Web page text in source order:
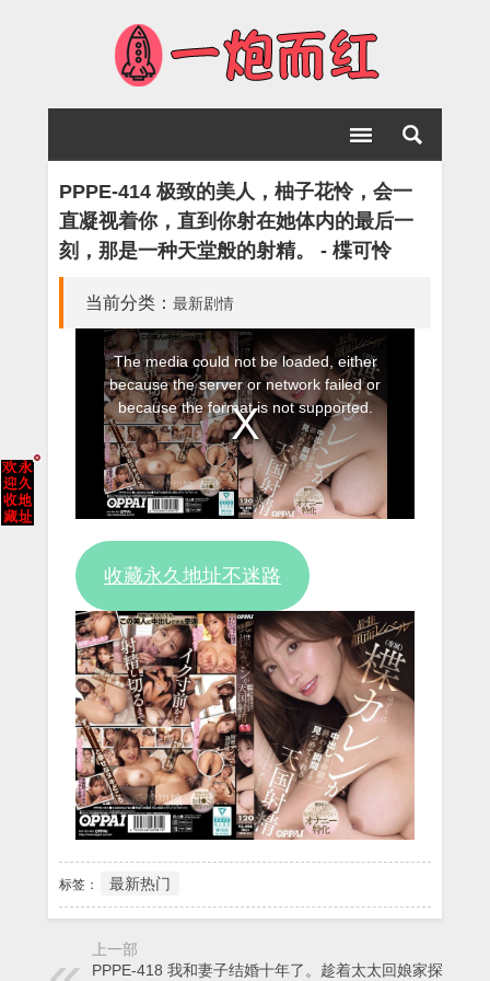
PPPE-414 极致的美人，柚子花怜，会一
直凝视着你，直到你射在她体内的最后一
刻，那是一种天堂般的射精。 - 楪可怜
当前分类： 最新剧情
modal
window.
The media could not be loaded, either
because the server or network failed or
because the format is not supported.
收藏永久地址不迷路
标签： 最新热门
上一部
PPPE-418 我和妻子结婚十年了。趁着太太回娘家探亲的